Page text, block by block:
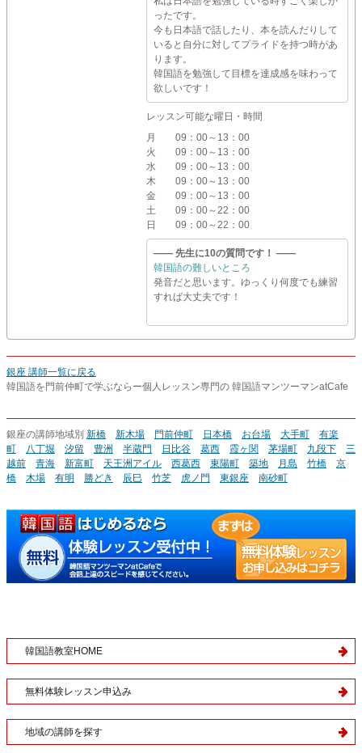
ったです。
今も日本語で話したり、本を読んだりして
いると自分に対してプライドを持つ時があ
ります。
韓国語を勉強して目標を達成感を味わって
欲しいです！
レッスン可能な曜日・時間
月
09：00～13：00
火
09：00～13：00
水
09：00～13：00
木
09：00～13：00
金
09：00～13：00
土
09：00～22：00
日
09：00～22：00
―― 先生に10の質問です！ ――
韓国語の難しいところ
発音だと思います。ゆっくり何度でも練習
すれば大丈夫です！
銀座 講師一覧に戻る
韓国語を門前仲町で学ぶならー個人レッスン専門の 韓国語マンツーマンatCafe
銀座の講師地域別 新橋 新木場 門前仲町 日本橋 お台場 大手町
有楽
町
八丁堀 汐留 豊洲 半蔵門 日比谷 葛西 霞ヶ関 茅場町 九段下
三
越前
青海 新富町 天王洲アイル 西葛西 東陽町 築地 月島 竹橋
京
橋
木場 有明 勝どき 辰巳 竹芝 虎ノ門 東銀座 南砂町
韓国語教室HOME
無料体験レッスン申込み
地域の講師を探す